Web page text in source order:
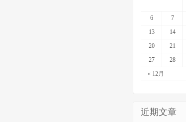
« 12月
6
7
13
14
20
21
27
28
近期文章